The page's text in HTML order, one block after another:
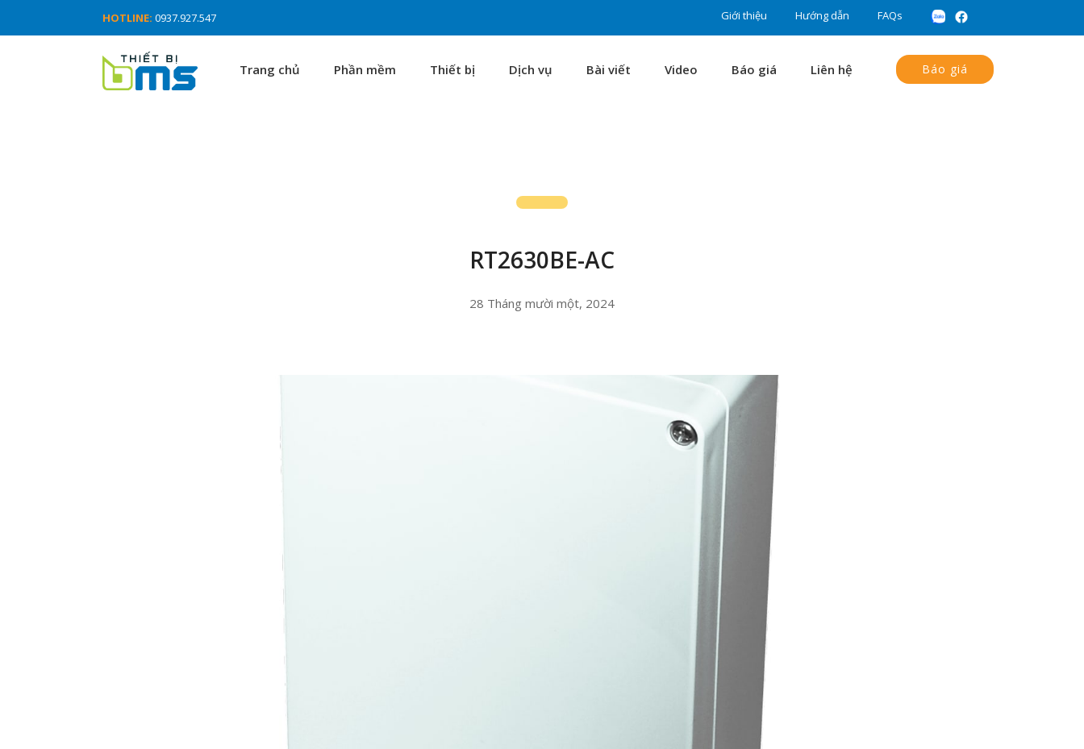
HOTLINE: 0937.927.547 Giới thiệu Hướng dẫn FAQs
Trang chủ Phần mềm Thiết bị Dịch vụ Bài viết Video Báo giá Liên hệ Báo giá
RT2630BE-AC
28 Tháng mười một, 2024